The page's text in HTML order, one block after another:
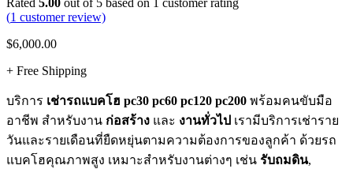
Rated 5.00 out of 5 based on 1 customer rating
(1 customer review)
$6,000.00
+ Free Shipping
บริการ เช่ารถแบคโฮ pc30 pc60 pc120 pc200 พร้อมคนขับมือ
อาชีพ สำหรับงาน ก่อสร้าง และ งานทั่วไป เรามีบริการเช่าราย
วันและรายเดือนที่ยืดหยุ่นตามความต้องการของลูกค้า ด้วยรถ
แบคโฮคุณภาพสูง เหมาะสำหรับงานต่างๆ เช่น รับถมดิน,